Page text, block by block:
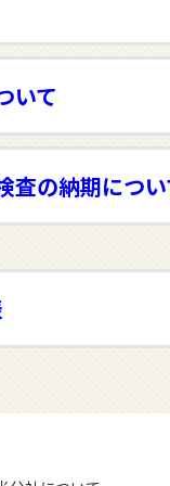
いて
査の納期につ